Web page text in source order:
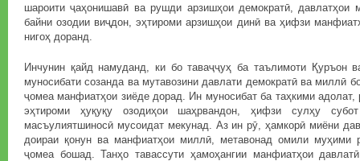
шароити ҷаҳонишавӣ ва рушди арзишҳои демократӣ,
байни озодии виҷдон, эҳтироми арзишҳои динӣ ва ҳифзи
нигоҳ доранд.
Инчунин қайд намуданд, ки бо таваҷҷуҳ ба таълимоти Қуръон
муносибати созанда ва мутавозини давлати демократӣ ва миллӣ
ҷомеа манфиатҳои зиёде дорад. Ин муносибат ба таҳкими
эҳтироми ҳуқуқу озодиҳои шаҳрвандон, ҳифзи сулҳу
масъулиятшиносӣ мусоидат мекунад. Аз ин рӯ, ҳамкорӣ миёни
доираи қонун ва манфиатҳои миллӣ, метавонад омили муҳими
ҷомеа бошад. Танҳо тавассути ҳамоҳангии манфиатҳои